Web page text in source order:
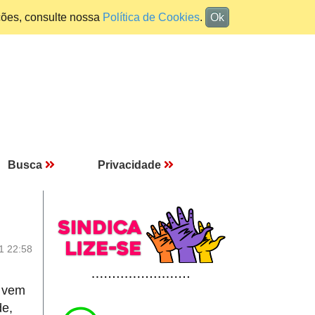
consulte nossa Política de Cookies. Ok
Busca Privacidade
22:58